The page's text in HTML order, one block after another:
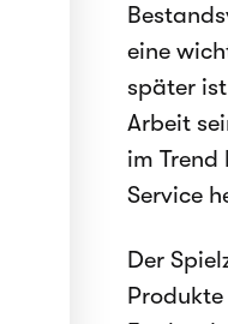
eine
später
Arbeit
im
Service
Der